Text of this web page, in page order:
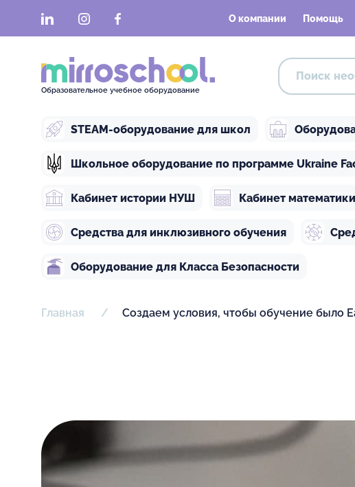
LinkedInInstagramFacebook О компании Помощь
Образовательное учебное оборудование
STEAM-оборудование для школ
Школьное оборудование по программе Ukraine
Кабинет истории НУШ Кабинет
Средства для инклюзивного обучения
Оборудование для Класса Безопасности
Главная Cоздаем условия, чтобы обучение было